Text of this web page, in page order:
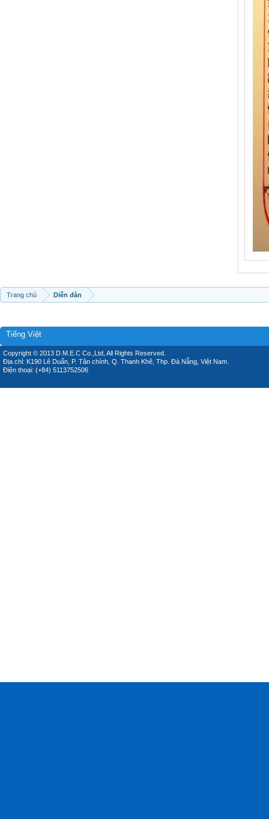
Trang chủ Diễn đàn
Tiếng Việt
Copyright © 2013 D.M.E.C Co.,Ltd, All Rights Reserved.
Địa chỉ: K190 Lê Duẩn, P. Tân chính, Q. Thanh Khê, Thp. Đà Nẵng, Việt Nam.
Điện thoại: (+84) 5113752506